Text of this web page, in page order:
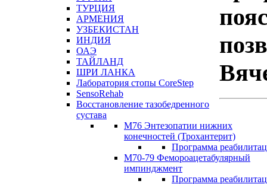
ТУРЦИЯ
АРМЕНИЯ
УЗБЕКИСТАН
ИНДИЯ
ОАЭ
ТАЙЛАНД
ШРИ ЛАНКА
Лаборатория стопы CoreStep
SensoRehab
Восстановление тазобедренного
сустава
М76 Энтезопатии нижних
конечностей (Трохантерит)
Программа
М70-79 Фемороацетабулярный
импинджмент
Программа